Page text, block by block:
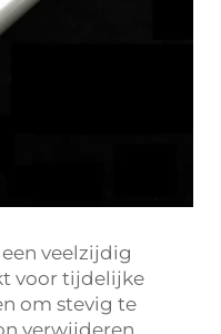
veelzijdig
voor tijdelijke
om stevig te
verwijderen